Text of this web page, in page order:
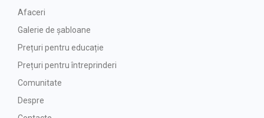
Afaceri
Galerie de șabloane
Prețuri pentru educație
Prețuri pentru întreprinderi
Comunitate
Despre